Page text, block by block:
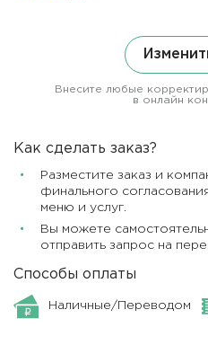
Внесите любые
в онлайн
Как сделать заказ?
Разместите заказ и
финального
меню и услуг.
Вы можете
отправить запрос на
Способы оплаты
Наличные/Переводом